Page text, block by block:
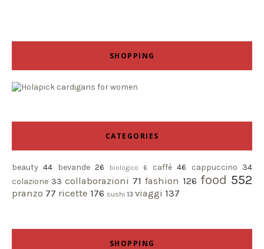
SHOPPING
CATEGORIES
beauty 44 bevande 26 biologico 6 caffè 46 cappuccino 34
colazione 33 collaborazioni 71 fashion 126 food 552
pranzo 77 ricette 176 sushi 13 viaggi 137
SHOPPING